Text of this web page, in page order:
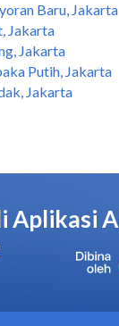
Baru, Jakarta
Jakarta
Jakarta
Putih, Jakarta
Jakarta